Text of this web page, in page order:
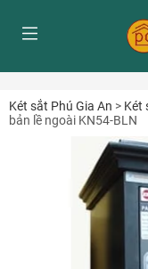
Két sắt Phú Gia An > Két
bản lề ngoài KN54-BLN